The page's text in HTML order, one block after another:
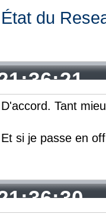
État du
D'accord. Tant
Et si je passe en